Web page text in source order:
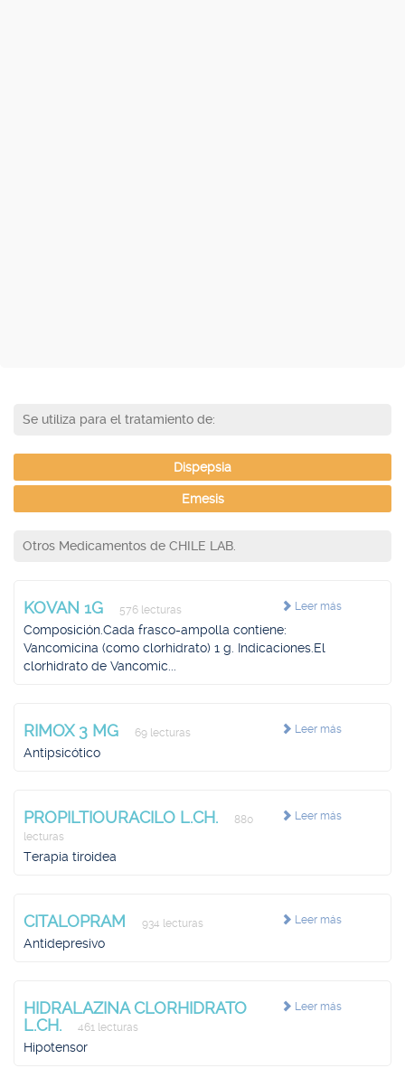
Se utiliza para el tratamiento de:
Dispepsia
Emesis
Otros Medicamentos de CHILE LAB.
Leer más
KOVAN 1G 576 lecturas
Composición.Cada frasco-ampolla contiene:
Vancomicina (como clorhidrato) 1 g. Indicaciones.El
clorhidrato de Vancomic...
Leer más
RIMOX 3 MG 69 lecturas
Antipsicótico
Leer más
PROPILTIOURACILO L.CH.
880
lecturas
Terapia tiroidea
Leer más
CITALOPRAM 934 lecturas
Antidepresivo
Leer más
HIDRALAZINA CLORHIDRATO
L.CH.
461 lecturas
Hipotensor